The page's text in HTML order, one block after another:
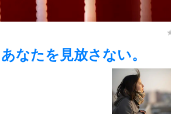
なたを見放さない。